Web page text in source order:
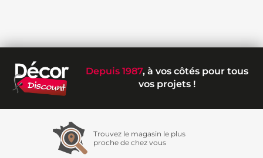
Depuis 1987, à vos côtés pour tous
vos projets !
Trouvez le magasin le plus
proche de chez vous